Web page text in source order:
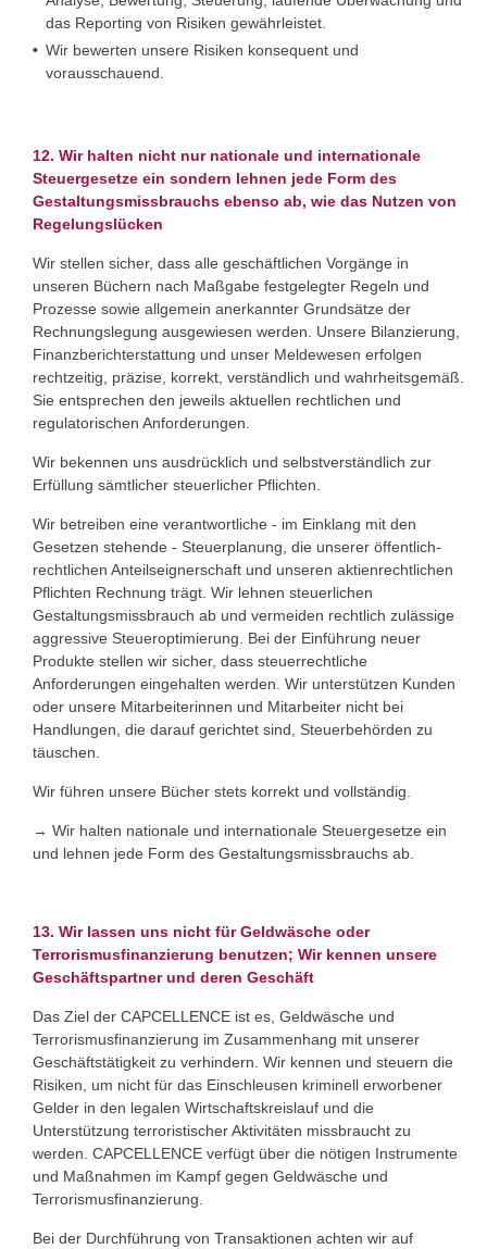
das Reporting von Risiken gewährleistet.
Wir bewerten unsere Risiken konsequent und
vorausschauend.
12. Wir halten nicht nur nationale und internationale
Steuergesetze ein sondern lehnen jede Form des
Gestaltungsmissbrauchs ebenso ab, wie das Nutzen von
Regelungslücken
Wir stellen sicher, dass alle geschäftlichen Vorgänge in
unseren Büchern nach Maßgabe festgelegter Regeln und
Prozesse sowie allgemein anerkannter Grundsätze der
Rechnungslegung ausgewiesen werden. Unsere Bilanzierung,
Finanzberichterstattung und unser Meldewesen erfolgen
rechtzeitig, präzise, korrekt, verständlich und wahrheitsgemäß.
Sie entsprechen den jeweils aktuellen rechtlichen und
regulatorischen Anforderungen.
Wir bekennen uns ausdrücklich und selbstverständlich zur
Erfüllung sämtlicher steuerlicher Pflichten.
Wir betreiben eine verantwortliche - im Einklang mit den
Gesetzen stehende - Steuerplanung, die unserer öffentlich-
rechtlichen Anteilseignerschaft und unseren aktienrechtlichen
Pflichten Rechnung trägt. Wir lehnen steuerlichen
Gestaltungsmissbrauch ab und vermeiden rechtlich zulässige
aggressive Steueroptimierung. Bei der Einführung neuer
Produkte stellen wir sicher, dass steuerrechtliche
Anforderungen eingehalten werden. Wir unterstützen Kunden
oder unsere Mitarbeiterinnen und Mitarbeiter nicht bei
Handlungen, die darauf gerichtet sind, Steuerbehörden zu
täuschen.
Wir führen unsere Bücher stets korrekt und vollständig.
→ Wir halten nationale und internationale Steuergesetze ein
und lehnen jede Form des Gestaltungsmissbrauchs ab.
13. Wir lassen uns nicht für Geldwäsche oder
Terrorismusfinanzierung benutzen; Wir kennen unsere
Geschäftspartner und deren Geschäft
Das Ziel der CAPCELLENCE ist es, Geldwäsche und
Terrorismusfinanzierung im Zusammenhang mit unserer
Geschäftstätigkeit zu verhindern. Wir kennen und steuern die
Risiken, um nicht für das Einschleusen kriminell erworbener
Gelder in den legalen Wirtschaftskreislauf und die
Unterstützung terroristischer Aktivitäten missbraucht zu
werden. CAPCELLENCE verfügt über die nötigen Instrumente
und Maßnahmen im Kampf gegen Geldwäsche und
Terrorismusfinanzierung.
Bei der Durchführung von Transaktionen achten wir auf